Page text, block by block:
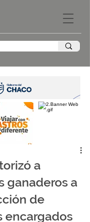
a
ganaderos a
de
encargados